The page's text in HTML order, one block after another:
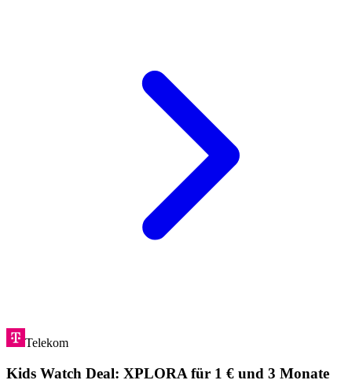
Telekom
Kids Watch Deal: XPLORA für 1 € und 3 Monate